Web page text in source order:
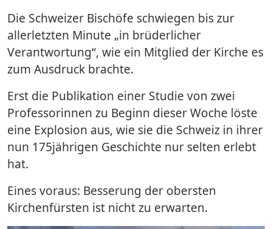
Die Schweizer Bischöfe schwiegen bis zur
allerletzten Minute „in brüderlicher
Verantwortung“, wie ein Mitglied der Kirche es
zum Ausdruck brachte.
Erst die Publikation einer Studie von zwei
Professorinnen zu Beginn dieser Woche löste
eine Explosion aus, wie sie die Schweiz in ihrer
nun 175jährigen Geschichte nur selten erlebt
hat.
Eines voraus: Besserung der obersten
Kirchenfürsten ist nicht zu erwarten.